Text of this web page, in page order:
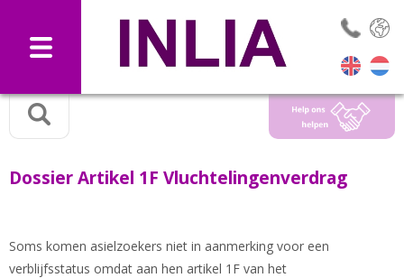
Dossier Artikel 1F Vluchtelingenverdrag
Soms komen asielzoekers niet in aanmerking voor een
verblijfsstatus omdat aan hen artikel 1F van het